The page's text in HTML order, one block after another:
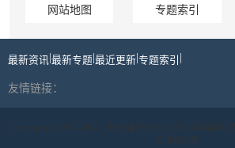
网站地图 专题索引
最新资讯 最新专题 最近更新 专题索引
友情链接：